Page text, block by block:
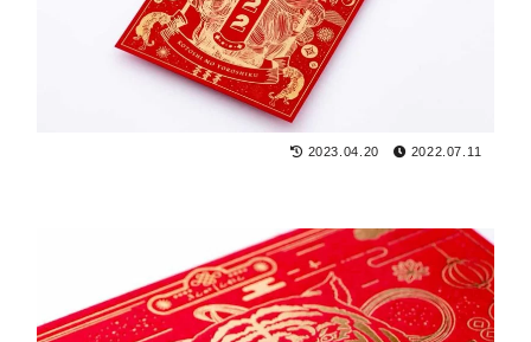
2023.04.20 2022.07.11